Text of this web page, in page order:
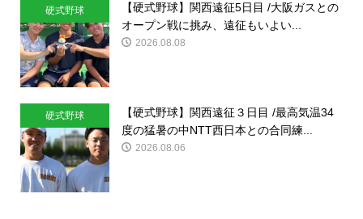
硬式野球
【硬式野球】関西遠征5日目 /大阪ガスとの
オープン戦に挑み、遠征もいよい...
2026.08.08
硬式野球
【硬式野球】関西遠征３日目 /最高気温34
度の猛暑の中NTT西日本との合同練...
2026.08.06